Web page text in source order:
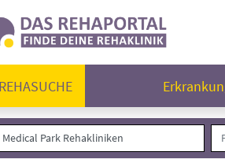
REHASUCHE